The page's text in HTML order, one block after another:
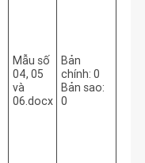
Mẫu số
04, 05
và
06.docx
Bản
chính: 0
Bản sao:
0